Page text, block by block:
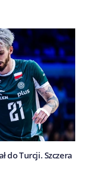
do Turcji. Szczera